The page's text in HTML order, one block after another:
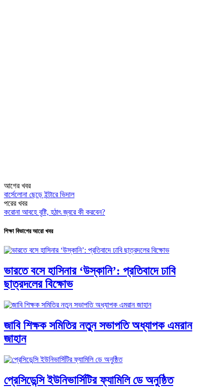
আগের খবর
বার্সেলোনা ছেড়ে ইন্টারে ভিদাল
পরের খবর
করোনা আবহে বৃষ্টি, হঠাৎ জ্বরে কী করবেন?
শিক্ষা বিভাগের আরো খবর
ভারতে বসে হাসিনার ‘উস্কানি’: প্রতিবাদে ঢাবি
ছাত্রদলের বিক্ষোভ
জাবি শিক্ষক সমিতির নতুন সভাপতি অধ্যাপক এমরান
জাহান
প্রেসিডেন্সি ইউনিভার্সিটির ফ্যামিলি ডে অনুষ্ঠিত